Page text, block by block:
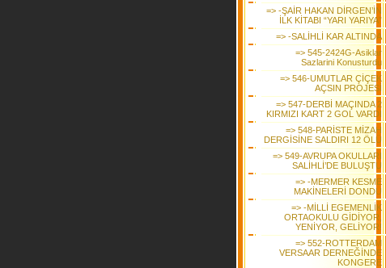
=> -ŞAİR HAKAN DİRGEN’İN
İLK KİTABI “YARI YARIYA”
=> -SALİHLİ KAR ALTINDA
=> 545-2424G-Asiklar
Sazlarini Konusturdu
=> 546-UMUTLAR ÇİÇEK
AÇSIN PROJESİ
=> 547-DERBİ MAÇINDA 2
KIRMIZI KART 2 GOL VARDI
=> 548-PARİSTE MİZAH
DERGİSİNE SALDIRI 12 ÖLÜ
=> 549-AVRUPA OKULLARI
SALİHLİ’DE BULUŞTU
=> -MERMER KESME
MAKİNELERİ DONDU
=> -MİLLİ EGEMENLİK
ORTAOKULU GİDİYOR,
YENİYOR, GELİYOR!
=> 552-ROTTERDAM
VERSAAR DERNEĞİNDE
KONGERE